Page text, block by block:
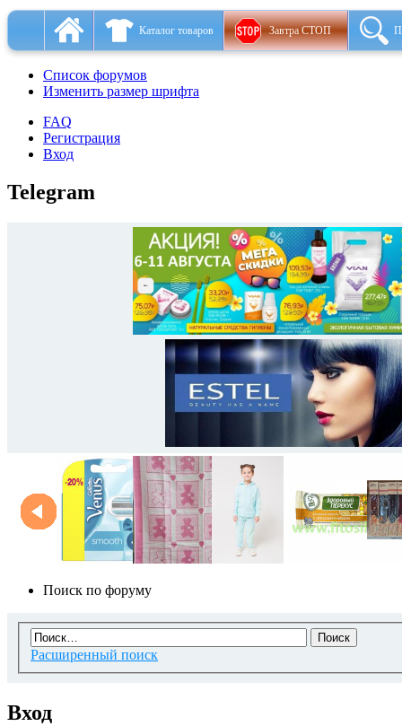
Каталог товаров Завтра СТОП
Список форумов
Изменить размер шрифта
FAQ
Регистрация
Вход
Telegram
Поиск по форуму
Расширенный поиск
Вход